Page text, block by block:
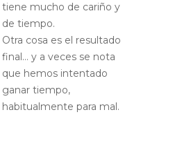
tiene mucho de cariño y
de tiempo.
Otra cosa es el resultado
final… y a veces se nota
que hemos intentado
ganar tiempo,
habitualmente para mal.